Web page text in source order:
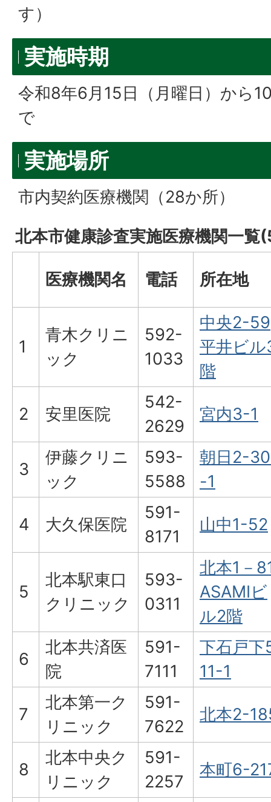
す）
実施時期
令和8年6月15日（月曜日）から
で
実施場所
市内契約医療機関（28か所）
北本市健康診査実施医療機関一覧
医療機関名 電話 所在地
1
青木クリニ
ック
592-
1033
中央2-59
平井ビル
階
2 安里医院
542-
2629
宮内3-1
3
伊藤クリニ
ック
593-
5588
朝日2-
-1
4 大久保医院
591-
8171
山中1-52
5
北本駅東口
クリニック
593-
0311
北本1－
ASAMIビ
ル2階
6
北本共済医
院
591-
7111
下石戸下
11-1
7
北本第一ク
リニック
591-
7622
北本2-
8
北本中央ク
リニック
591-
2257
本町6-